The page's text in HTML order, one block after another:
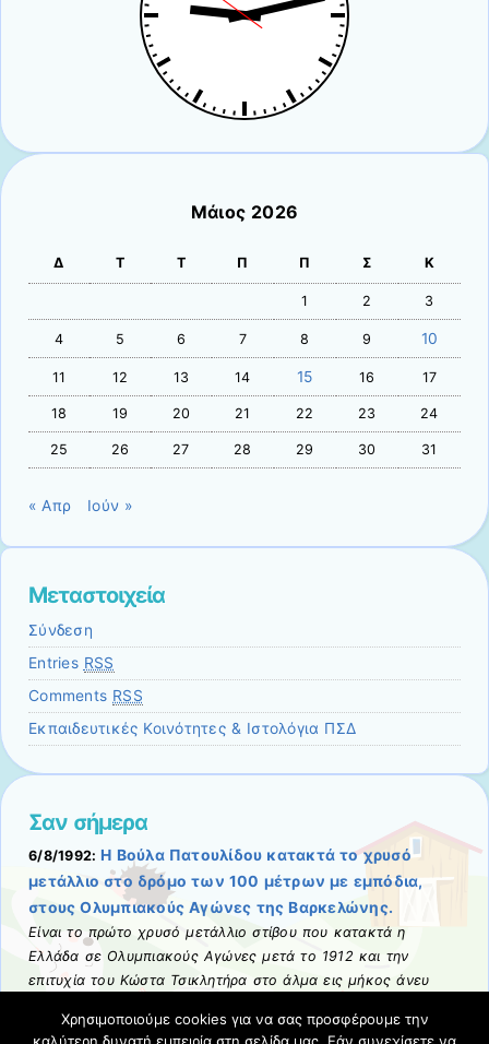
Μάιος 2026
Δ Τ Τ Π Π Σ Κ
1 2 3
4 5 6 7 8 9 10
11 12 13 14 15 16 17
18 19 20 21 22 23 24
25 26 27 28 29 30 31
« Απρ Ιούν »
Μεταστοιχεία
Σύνδεση
Entries RSS
Comments RSS
Εκπαιδευτικές Κοινότητες & Ιστολόγια ΠΣΔ
Σαν σήμερα
6/8/1992: Η Βούλα Πατουλίδου κατακτά το χρυσό
μετάλλιο στο δρόμο των 100 μέτρων με εμπόδια,
στους Ολυμπιακούς Αγώνες της Βαρκελώνης.
Είναι το πρώτο χρυσό μετάλλιο στίβου που κατακτά η
Ελλάδα σε Ολυμπιακούς Αγώνες μετά το 1912 και την
επιτυχία του Κώστα Τσικλητήρα στο άλμα εις μήκος άνευ
Σχετικές αναρτήσεις
Χρησιμοποιούμε cookies για να σας προσφέρουμε την